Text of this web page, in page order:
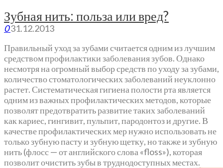
Зубная нить: польза или вред?
031.12.2013
Правильный уход за зубами считается одним из лучшим
средством профилактики заболевания зубов. Однако
несмотря на огромный выбор средств по уходу за зубами,
количество стоматологических заболеваний неуклонно
растет. Систематическая гигиена полости рта является
одним из важных профилактических методов, которые
позволят предотвратить развитие таких заболеваний
как кариес, гингивит, пульпит, пародонтоз и другие. В
качестве профилактических мер нужно использовать не
только зубную пасту и зубную щетку, но также и зубную
нить (флосс — от английского слова «floss»), которая
позволит очистить зубы в труднодоступных местах.